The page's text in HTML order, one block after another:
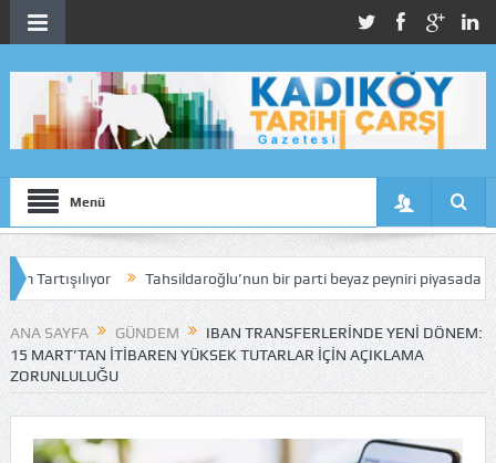
Menü
Tahsildaroğlu’nun bir parti beyaz peyniri piyasadan toplatıldı
ANA SAYFA GÜNDEM
IBAN TRANSFERLERINDE YENI DÖNEM:
15 MART’TAN İTIBAREN YÜKSEK TUTARLAR İÇIN AÇIKLAMA
ZORUNLULUĞU